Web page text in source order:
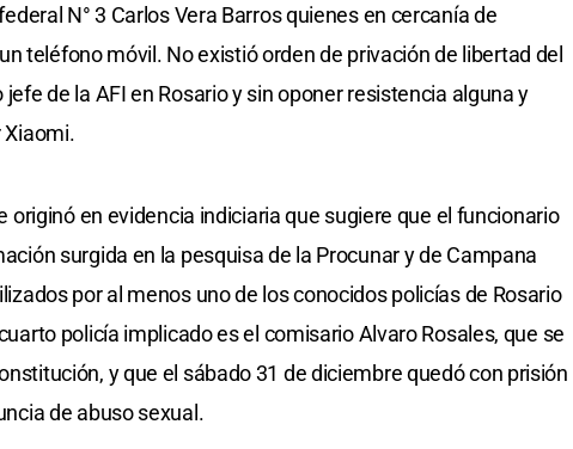
N° 3 Carlos Vera Barros quienes en cercanía de
teléfono móvil. No existió orden de privación de libertad del
de la AFI en Rosario y sin oponer resistencia alguna y
originó en evidencia indiciaria que sugiere que el funcionario
surgida en la pesquisa de la Procunar y de Campana
por al menos uno de los conocidos policías de Rosario
policía implicado es el comisario Alvaro Rosales, que se
y que el sábado 31 de diciembre quedó con prisión
de abuso sexual.